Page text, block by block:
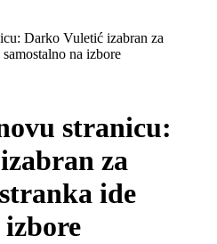
Darko Vuletić izabran za
na izbore
stranicu:
za
ide
izbore